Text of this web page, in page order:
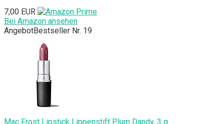
7,00 EUR
Bei Amazon ansehen
AngebotBestseller Nr. 19
Mac Frost Lipstick Lippenstift Plum Dandy, 3 g